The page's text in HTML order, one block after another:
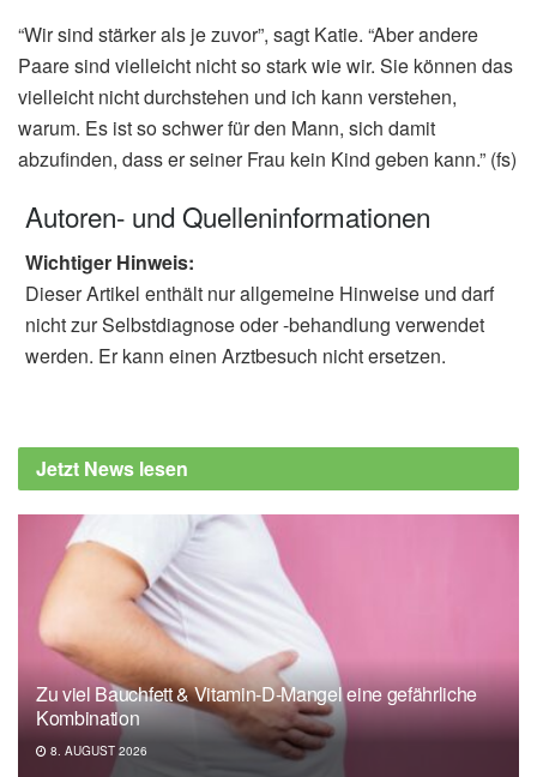
“Wir sind stärker als je zuvor”, sagt Katie. “Aber andere
Paare sind vielleicht nicht so stark wie wir. Sie können das
vielleicht nicht durchstehen und ich kann verstehen,
warum. Es ist so schwer für den Mann, sich damit
abzufinden, dass er seiner Frau kein Kind geben kann.” (fs)
Autoren- und Quelleninformationen
Wichtiger Hinweis:
Dieser Artikel enthält nur allgemeine Hinweise und darf
nicht zur Selbstdiagnose oder -behandlung verwendet
werden. Er kann einen Arztbesuch nicht ersetzen.
Jetzt News lesen
Zu viel Bauchfett & Vitamin-D-Mangel eine gefährliche
Kombination
8. AUGUST 2026